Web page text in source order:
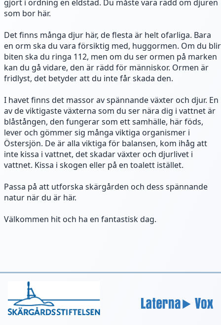
gjort i ordning en eldstad. Du måste vara rädd om djuren
som bor här.
Det finns många djur här, de flesta är helt ofarliga. Bara
en orm ska du vara försiktig med, huggormen. Om du blir
biten ska du ringa 112, men om du ser ormen på marken
kan du gå vidare, den är rädd för människor. Ormen är
fridlyst, det betyder att du inte får skada den.
I havet finns det massor av spännande växter och djur. En
av de viktigaste växterna som du ser nära dig i vattnet är
blåstången, den fungerar som ett samhälle, här föds,
lever och gömmer sig många viktiga organismer i
Östersjön. De är alla viktiga för balansen, kom ihåg att
inte kissa i vattnet, det skadar växter och djurlivet i
vattnet. Kissa i skogen eller på en toalett istället.
Passa på att utforska skärgården och dess spännande
natur när du är här.
Välkommen hit och ha en fantastisk dag.